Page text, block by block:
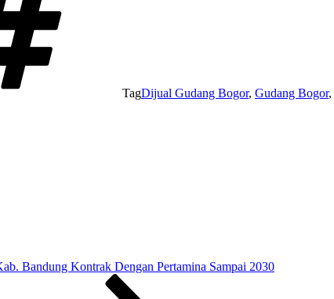
TagDijual Gudang Bogor, Gudang Bogor,
Bandung Kontrak Dengan Pertamina Sampai 2030